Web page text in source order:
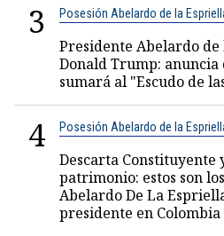
3 Posesión Abelardo de la
Presidente Abelardo
Donald Trump: anuncia
sumará al "Escudo de
4 Posesión Abelardo de la
Descarta
patrimonio: estos son
Abelardo De La
presidente en Colombia